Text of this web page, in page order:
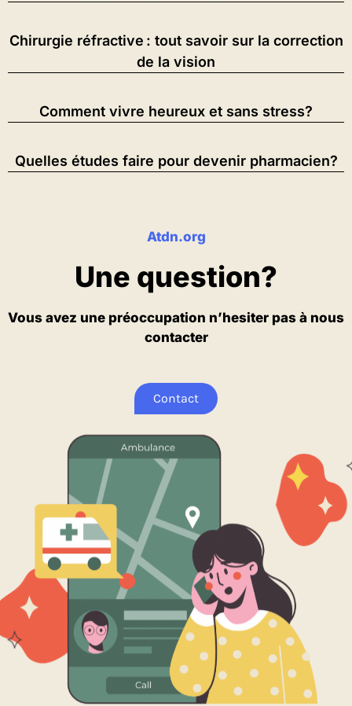
Chirurgie réfractive : tout savoir sur la correction
de la vision
Comment vivre heureux et sans stress?
Quelles études faire pour devenir pharmacien?
Atdn.org
Une question?
Vous avez une préoccupation n’hesiter pas à nous
contacter
Contact